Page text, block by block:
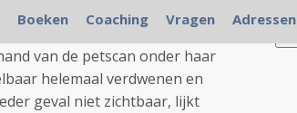
Maar uiteraard voelt Karen
sprake zou zijn van
van de petscan onder haar
helemaal verdwenen en
geval niet zichtbaar, lijkt
Boeken Coaching Vragen Adressen